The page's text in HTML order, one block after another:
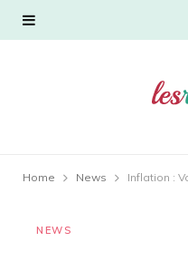
Home News
NEWS